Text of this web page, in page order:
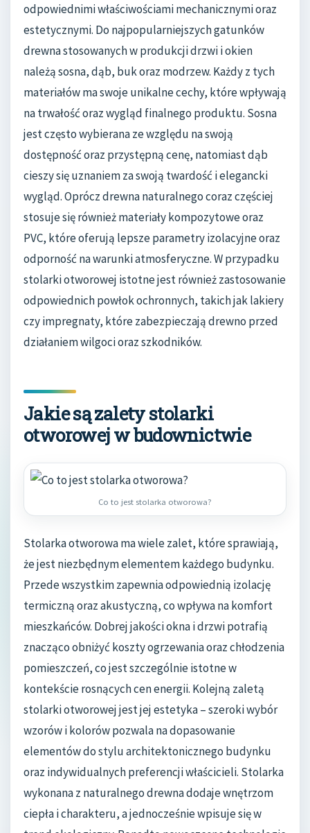
odpowiednimi właściwościami mechanicznymi oraz
estetycznymi. Do najpopularniejszych gatunków
drewna stosowanych w produkcji drzwi i okien
należą sosna, dąb, buk oraz modrzew. Każdy z tych
materiałów ma swoje unikalne cechy, które wpływają
na trwałość oraz wygląd finalnego produktu. Sosna
jest często wybierana ze względu na swoją
dostępność oraz przystępną cenę, natomiast dąb
cieszy się uznaniem za swoją twardość i elegancki
wygląd. Oprócz drewna naturalnego coraz częściej
stosuje się również materiały kompozytowe oraz
PVC, które oferują lepsze parametry izolacyjne oraz
odporność na warunki atmosferyczne. W przypadku
stolarki otworowej istotne jest również zastosowanie
odpowiednich powłok ochronnych, takich jak lakiery
czy impregnaty, które zabezpieczają drewno przed
działaniem wilgoci oraz szkodników.
Jakie są zalety stolarki
otworowej w budownictwie
Co to jest stolarka otworowa?
Stolarka otworowa ma wiele zalet, które sprawiają,
że jest niezbędnym elementem każdego budynku.
Przede wszystkim zapewnia odpowiednią izolację
termiczną oraz akustyczną, co wpływa na komfort
mieszkańców. Dobrej jakości okna i drzwi potrafią
znacząco obniżyć koszty ogrzewania oraz chłodzenia
pomieszczeń, co jest szczególnie istotne w
kontekście rosnących cen energii. Kolejną zaletą
stolarki otworowej jest jej estetyka – szeroki wybór
wzorów i kolorów pozwala na dopasowanie
elementów do stylu architektonicznego budynku
oraz indywidualnych preferencji właścicieli. Stolarka
wykonana z naturalnego drewna dodaje wnętrzom
ciepła i charakteru, a jednocześnie wpisuje się w